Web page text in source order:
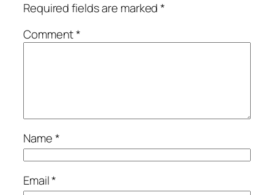
Required fields are marked*
Comment*
Name*
Email*